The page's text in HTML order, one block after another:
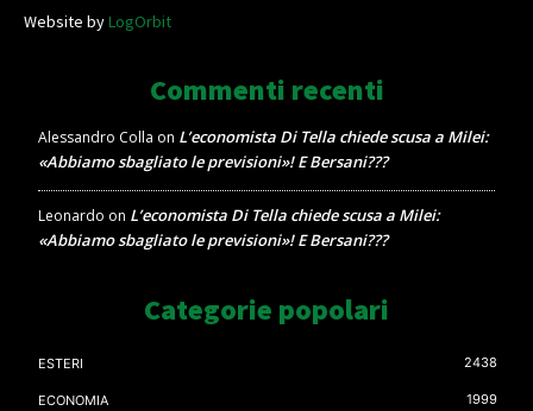
Website byLogOrbit
Commenti recenti
Alessandro Colla on L’economista Di Tella chiede scusa a Milei:
«Abbiamo sbagliato le previsioni»! E Bersani???
Leonardo on L’economista Di Tella chiede scusa a Milei:
«Abbiamo sbagliato le previsioni»! E Bersani???
Categorie popolari
ESTERI 2438
ECONOMIA 1999